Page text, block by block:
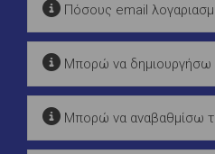
Πόσους email
Μπορώ να δημιουργήσω
Μπορώ να αναβαθμίσω